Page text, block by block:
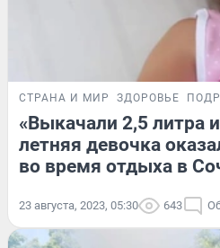
СТРАНА И МИР ЗДОРОВЬЕ
«Выкачали 2,5 литра
летняя девочка
во время отдыха в
23 августа, 2023, 05:30 643